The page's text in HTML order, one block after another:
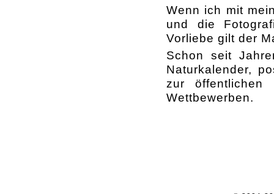
Wenn ich mit
und die
Vorliebe gilt der
Schon seit
Naturkalender,
zur öffentlichen
Wettbewerben.